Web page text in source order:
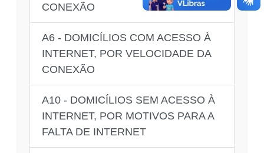
CONEXÃO
A6 - DOMICÍLIOS COM ACESSO À
INTERNET, POR VELOCIDADE DA
CONEXÃO
A10 - DOMICÍLIOS SEM ACESSO À
INTERNET, POR MOTIVOS PARA A
FALTA DE INTERNET